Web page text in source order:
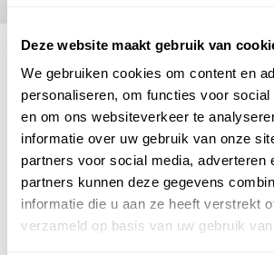
Deze website maakt gebruik van
We gebruiken cookies om content en
personaliseren, om functies voor social
en om ons websiteverkeer te
informatie over uw gebruik van onze
partners voor social media, adverteren
partners kunnen deze gegevens
informatie die u aan ze heeft verstrekt
verzameld op basis van uw gebruik
Den Hartog
bestaat uitvier